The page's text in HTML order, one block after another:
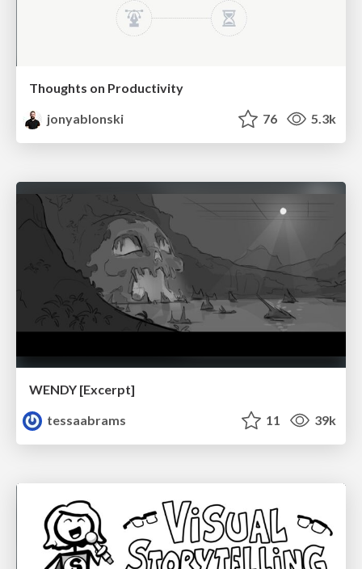
Thoughts on Productivity
jonyablonski
76 5.3k
WENDY [Excerpt]
tessaabrams
11 39k